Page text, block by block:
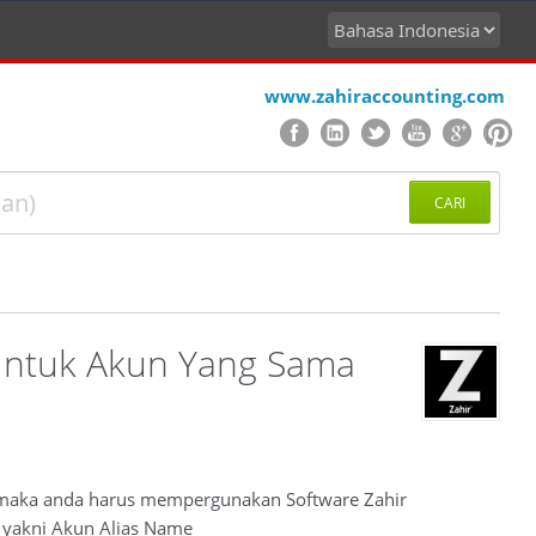
www.zahiraccounting.com
CARI
Akun Yang Sama
anda harus mempergunakan Software Zahir
Akun Alias Name